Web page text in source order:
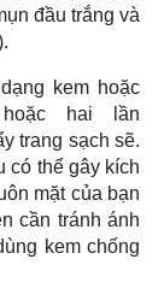
đầu trắng và
kem hoặc
hai lần
trang sạch sẽ.
có thể gây kích
mặt của bạn
cần tránh ánh
kem chống